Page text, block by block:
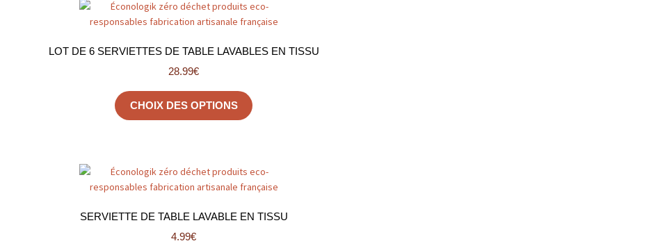
LOT DE 6 SERVIETTES DE TABLE LAVABLES EN TISSU
28.99€
CHOIX DES OPTIONS
SERVIETTE DE TABLE LAVABLE EN TISSU
4.99€